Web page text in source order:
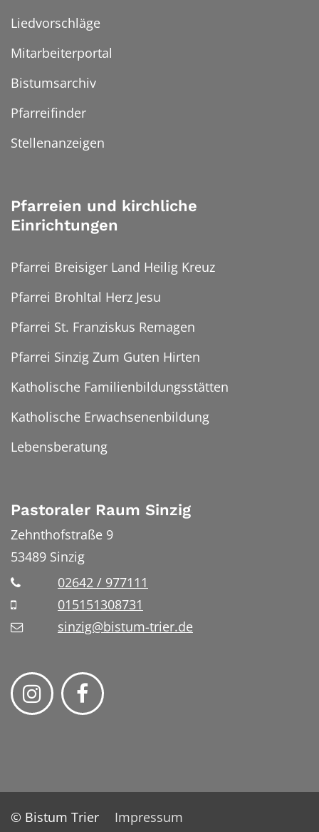
Liedvorschläge
Mitarbeiterportal
Bistumsarchiv
Pfarreifinder
Stellenanzeigen
Pfarreien und kirchliche
Einrichtungen
Pfarrei Breisiger Land Heilig Kreuz
Pfarrei Brohltal Herz Jesu
Pfarrei St. Franziskus Remagen
Pfarrei Sinzig Zum Guten Hirten
Katholische Familienbildungsstätten
Katholische Erwachsenenbildung
Lebensberatung
Pastoraler Raum Sinzig
Zehnthofstraße 9
53489 Sinzig
02642 / 977111
015151308731
sinzig@bistum-trier.de
© Bistum Trier
Impressum